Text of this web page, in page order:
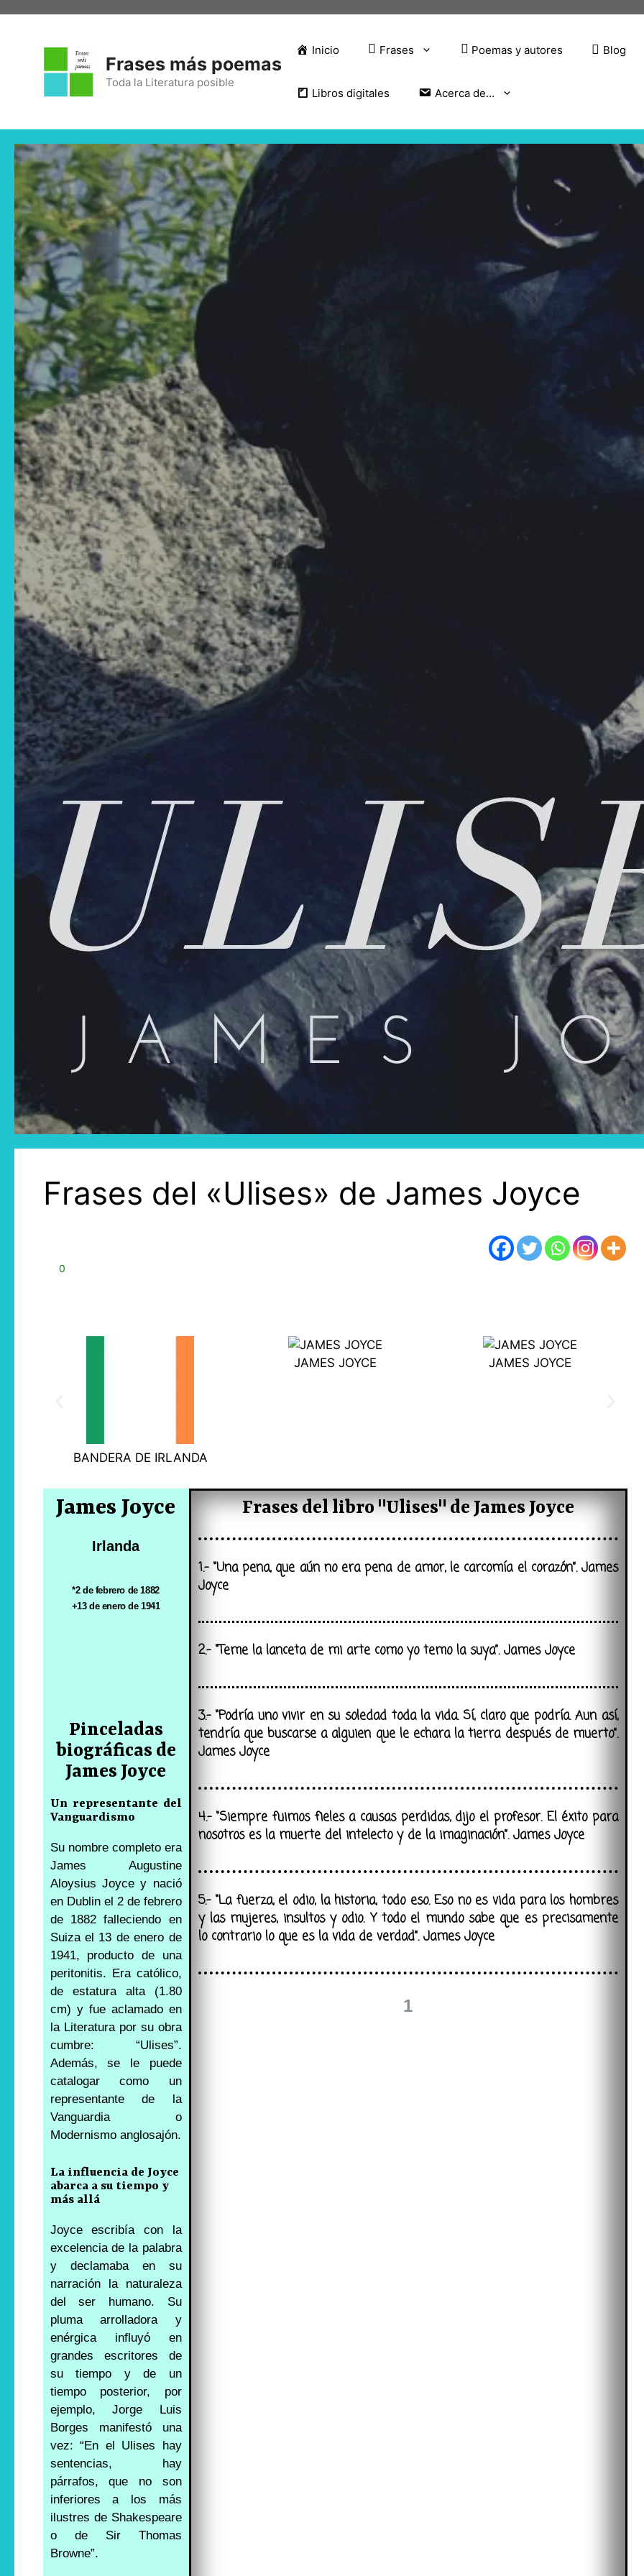
Frases más poemas
Toda la Literatura posible
Inicio Frases Poemas y autores Blog
Libros digitales Acerca de…
Frases del «Ulises» de James Joyce
0
BANDERA DE IRLANDA
JAMES JOYCE JAMES JOYCE
James Joyce
Irlanda
*2 de febrero de 1882
+13 de enero de 1941
Pinceladas
biográficas de
James Joyce
Un representante del
Vanguardismo
Su nombre completo era
James Augustine
Aloysius Joyce y nació
en Dublin el 2 de febrero
de 1882 falleciendo en
Suiza el 13 de enero de
1941, producto de una
peritonitis. Era católico,
de estatura alta (1.80
cm) y fue aclamado en
la Literatura por su obra
cumbre: “Ulises”.
Además, se le puede
catalogar como un
representante de la
Vanguardia o
Modernismo anglosajón.
La influencia de Joyce
abarca a su tiempo y
más allá
Joyce escribía con la
excelencia de la palabra
y declamaba en su
narración la naturaleza
del ser humano. Su
pluma arrolladora y
enérgica influyó en
grandes escritores de
su tiempo y de un
tiempo posterior, por
ejemplo, Jorge Luis
Borges manifestó una
vez: “En el Ulises hay
sentencias, hay
párrafos, que no son
inferiores a los más
ilustres de Shakespeare
o de Sir Thomas
Browne”.
Frases del libro "Ulises" de James Joyce
1.- “Una pena, que aún no era pena de amor, le carcomía el corazón”. James
Joyce
2.- “Teme la lanceta de mi arte como yo temo la suya”. James Joyce
3.- “Podría uno vivir en su soledad toda la vida. Sí, claro que podría. Aun así,
tendría que buscarse a alguien que le echara la tierra después de muerto”.
James Joyce
4.- “Siempre fuimos fieles a causas perdidas, dijo el profesor. El éxito para
nosotros es la muerte del intelecto y de la imaginación”. James Joyce
5.- “La fuerza, el odio, la historia, todo eso. Eso no es vida para los hombres
y las mujeres, insultos y odio. Y todo el mundo sabe que es precisamente
lo contrario lo que es la vida de verdad”. James Joyce
1